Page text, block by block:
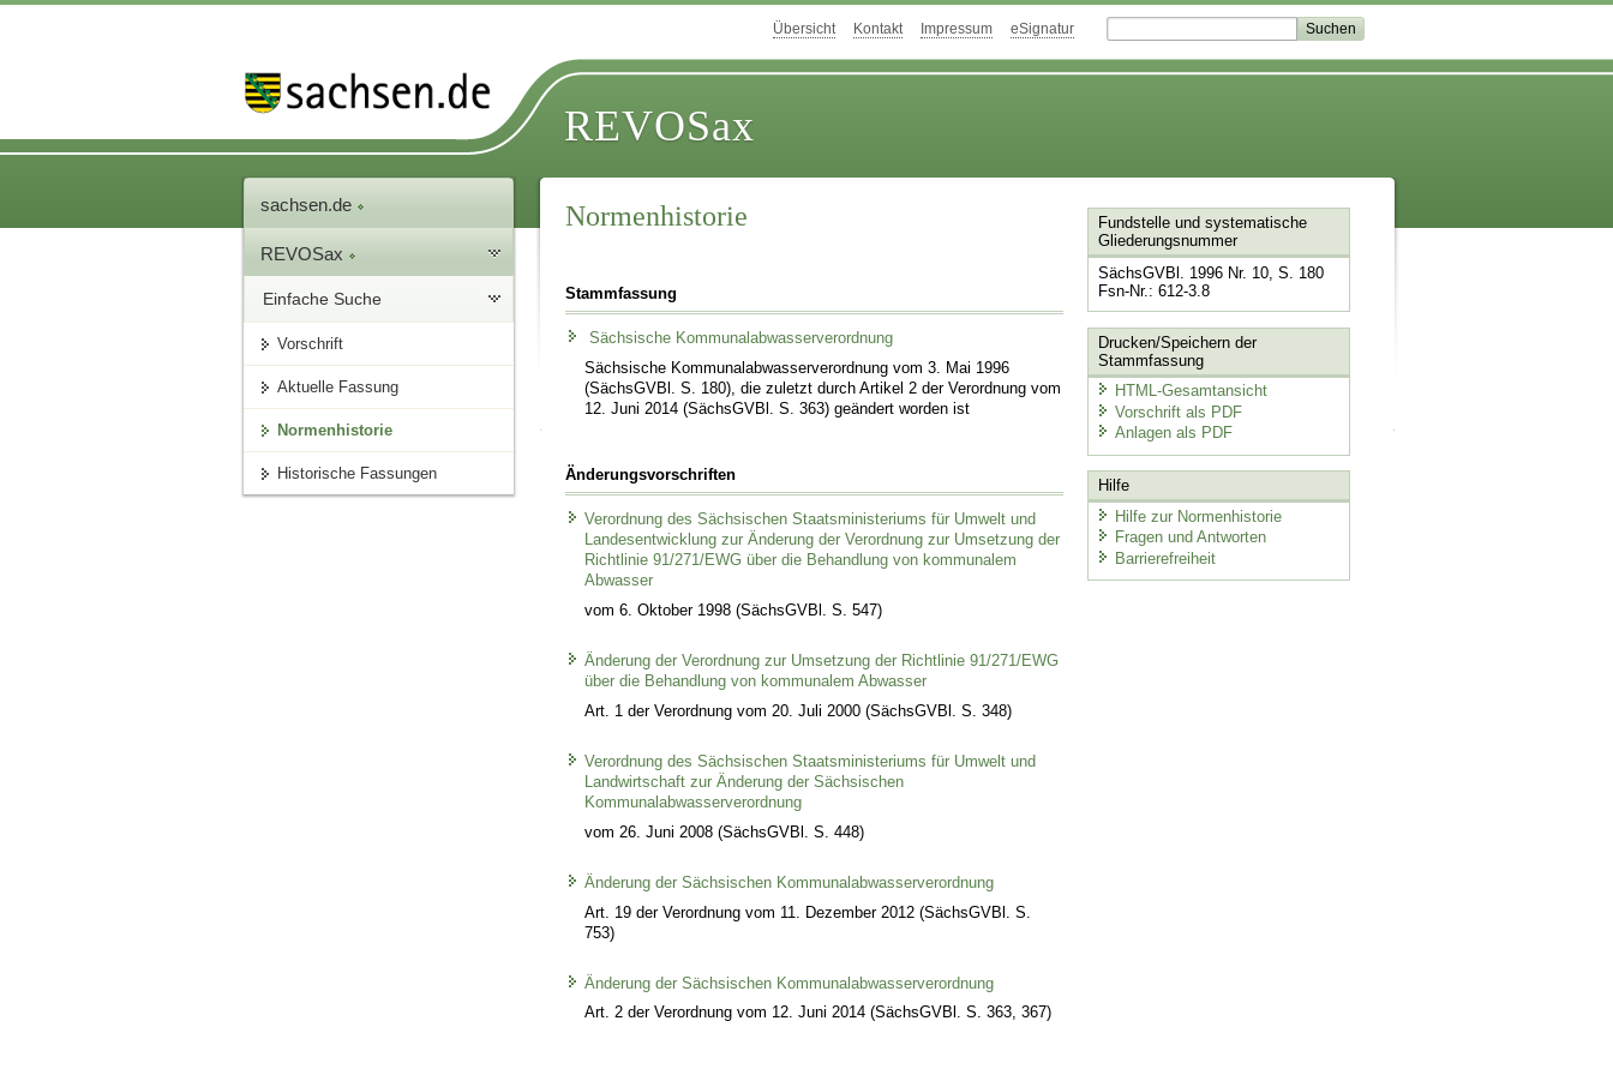
Übersicht Kontakt Impressum eSignatur
REVOSax
sachsen.de
REVOSax
Einfache Suche
Vorschrift
Aktuelle Fassung
Normenhistorie
Historische Fassungen
Normenhistorie
Stammfassung
Sächsische Kommunalabwasserverordnung
Sächsische Kommunalabwasserverordnung vom 3. Mai 1996
(SächsGVBl. S. 180), die zuletzt durch Artikel 2 der Verordnung vom
12. Juni 2014 (SächsGVBl. S. 363) geändert worden ist
Änderungsvorschriften
Verordnung des Sächsischen Staatsministeriums für Umwelt und
Landesentwicklung zur Änderung der Verordnung zur Umsetzung der
Richtlinie 91/271/EWG über die Behandlung von kommunalem
Abwasser
vom 6. Oktober 1998 (SächsGVBl. S. 547)
Änderung der Verordnung zur Umsetzung der Richtlinie 91/271/EWG
über die Behandlung von kommunalem Abwasser
Art. 1 der Verordnung vom 20. Juli 2000 (SächsGVBl. S. 348)
Verordnung des Sächsischen Staatsministeriums für Umwelt und
Landwirtschaft zur Änderung der Sächsischen
Kommunalabwasserverordnung
vom 26. Juni 2008 (SächsGVBl. S. 448)
Änderung der Sächsischen Kommunalabwasserverordnung
Art. 19 der Verordnung vom 11. Dezember 2012 (SächsGVBl. S.
753)
Änderung der Sächsischen Kommunalabwasserverordnung
Art. 2 der Verordnung vom 12. Juni 2014 (SächsGVBl. S. 363, 367)
Fundstelle und systematische
Gliederungsnummer
SächsGVBl. 1996 Nr. 10, S. 180
Fsn-Nr.: 612-3.8
Drucken/Speichern der
Stammfassung
HTML-Gesamtansicht
Vorschrift als PDF
Anlagen als PDF
Hilfe
Hilfe zur Normenhistorie
Fragen und Antworten
Barrierefreiheit